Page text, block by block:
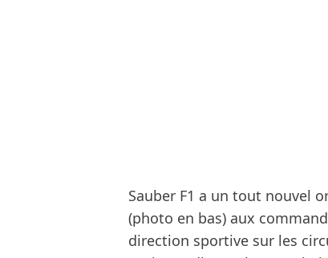
Sauber F1 a un tout nouvel
(photo en bas) aux
direction sportive sur les